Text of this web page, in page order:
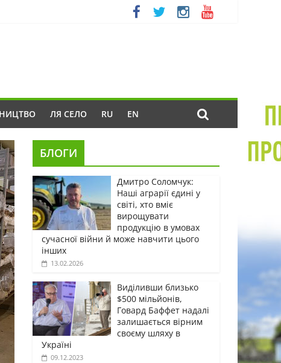
ЛЯ СЕЛО RU EN
БЛОГИ
Дмитро Соломчук:
Наші аграрії єдині у
світі, хто вміє
вирощувати
продукцію в умовах
сучасної війни й може навчити цього
інших
13.02.2026
Виділивши близько
$500 мільйонів,
Говард Баффет надалі
залишається вірним
своєму шляху в
Україні
09.12.2023